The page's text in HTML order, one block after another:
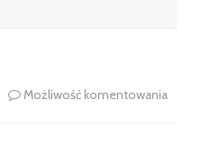
Możliwość komentowania